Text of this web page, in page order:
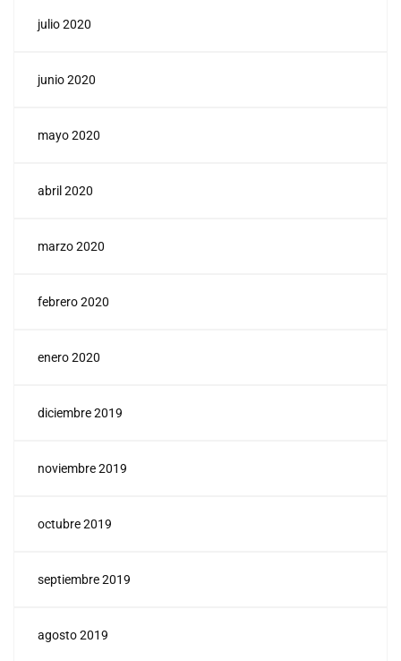
julio 2020
junio 2020
mayo 2020
abril 2020
marzo 2020
febrero 2020
enero 2020
diciembre 2019
noviembre 2019
octubre 2019
septiembre 2019
agosto 2019